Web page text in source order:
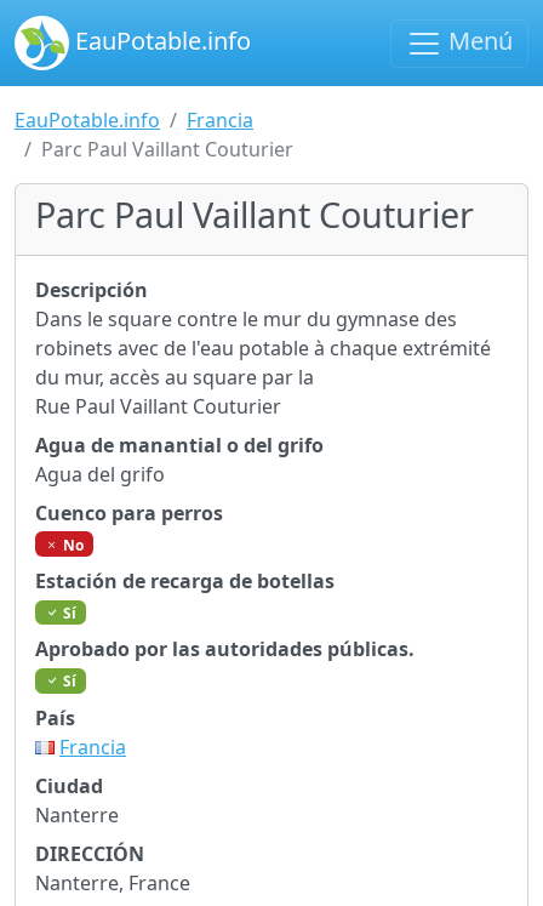
EauPotable.info Menú
EauPotable.info
Francia
Parc Paul Vaillant Couturier
Parc Paul Vaillant Couturier
Descripción
Dans le square contre le mur du gymnase des
robinets avec de l'eau potable à chaque extrémité
du mur, accès au square par la
Rue Paul Vaillant Couturier
Agua de manantial o del grifo
Agua del grifo
Cuenco para perros
No
Estación de recarga de botellas
Sí
Aprobado por las autoridades públicas.
Sí
País
Francia
Ciudad
Nanterre
DIRECCIÓN
Nanterre, France